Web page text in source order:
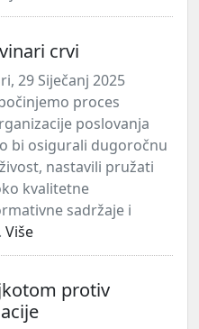
crvi
29 Siječanj 2025
proces
poslovanja
bi osigurali dugoročnu
nastavili pružati
kvalitetne
sadržaje i
Više
protiv